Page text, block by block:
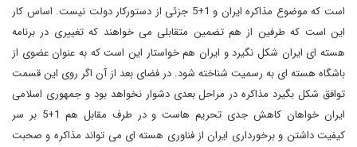
است که موضوع مذاکره ایران و 1+5 جزئی از دستورکار دولت نیست. اساس کار
این است که طرفین از هم تضمین متقابلی می خواهند که تغییری در برنامه
هسته ای ایران شکل نگیرد و ایران هم خواستار این است که به عنوان عضوی از
باشگاه هسته ای به رسمیت شناخته شود. در فضای بعد از آن اگر روی این قسمت
توافق شکل بگیرد مذاکره در مراحل بعدی دشوار نخواهد بود و جمهوری اسلامی
ایران خواهان کاهش جدی تحریم هاست و در طرف مقابل هم 1+5 بر سر
کیفیت داشتن و برخورداری ایران از فناوری هسته ای می تواند مذاکره و صحبت